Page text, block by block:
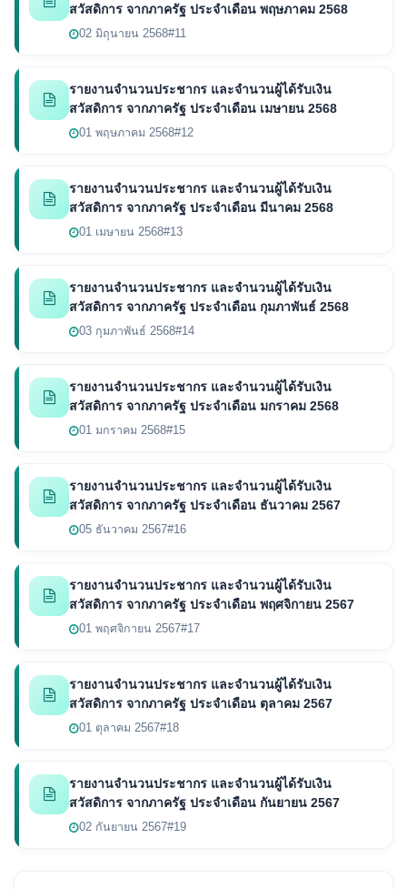
สวัสดิการ จากภาครัฐ ประจำเดือน พฤษภาคม 2568
02 มิถุนายน 2568#11
รายงานจำนวนประชากร และจำนวนผู้ได้รับเงิน
สวัสดิการ จากภาครัฐ ประจำเดือน เมษายน 2568
01 พฤษภาคม 2568#12
รายงานจำนวนประชากร และจำนวนผู้ได้รับเงิน
สวัสดิการ จากภาครัฐ ประจำเดือน มีนาคม 2568
01 เมษายน 2568#13
รายงานจำนวนประชากร และจำนวนผู้ได้รับเงิน
สวัสดิการ จากภาครัฐ ประจำเดือน กุมภาพันธ์ 2568
03 กุมภาพันธ์ 2568#14
รายงานจำนวนประชากร และจำนวนผู้ได้รับเงิน
สวัสดิการ จากภาครัฐ ประจำเดือน มกราคม 2568
01 มกราคม 2568#15
รายงานจำนวนประชากร และจำนวนผู้ได้รับเงิน
สวัสดิการ จากภาครัฐ ประจำเดือน ธันวาคม 2567
05 ธันวาคม 2567#16
รายงานจำนวนประชากร และจำนวนผู้ได้รับเงิน
สวัสดิการ จากภาครัฐ ประจำเดือน พฤศจิกายน 2567
01 พฤศจิกายน 2567#17
รายงานจำนวนประชากร และจำนวนผู้ได้รับเงิน
สวัสดิการ จากภาครัฐ ประจำเดือน ตุลาคม 2567
01 ตุลาคม 2567#18
รายงานจำนวนประชากร และจำนวนผู้ได้รับเงิน
สวัสดิการ จากภาครัฐ ประจำเดือน กันยายน 2567
02 กันยายน 2567#19